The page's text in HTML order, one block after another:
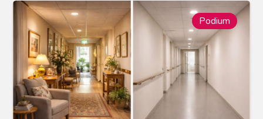
Podium